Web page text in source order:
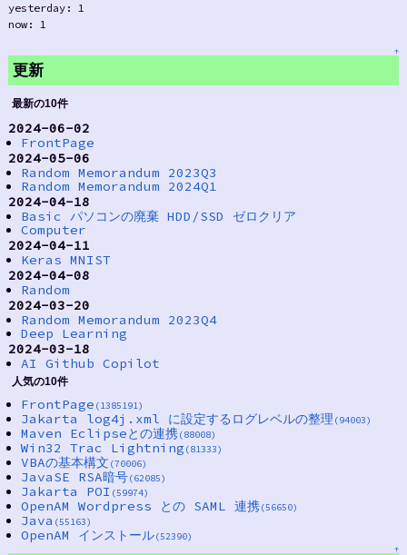
yesterday: 1
now: 1
↑
更新
最新の10件
2024-06-02
FrontPage
2024-05-06
Random Memorandum 2023Q3
Random Memorandum 2024Q1
2024-04-18
Basic パソコンの廃棄 HDD/SSD ゼロクリア
Computer
2024-04-11
Keras MNIST
2024-04-08
Random
2024-03-20
Random Memorandum 2023Q4
Deep Learning
2024-03-18
AI Github Copilot
人気の10件
FrontPage (1385191)
Jakarta log4j.xml に設定するログレベルの整理 (94003)
Maven Eclipseとの連携(88008)
Win32 Trac Lightning (81333)
VBAの基本構文 (70006)
JavaSE RSA暗号(62085)
Jakarta POI (59974)
OpenAM Wordpress との SAML 連携(56650)
Java (55163)
OpenAM インストール(52390)
↑